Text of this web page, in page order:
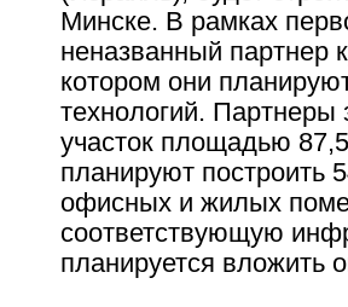
Минске. В рамках
неназванный партнер
котором они
технологий. Партнеры
участок площадью
планируют построить
офисных и жилых
соответствующую
планируется вложить